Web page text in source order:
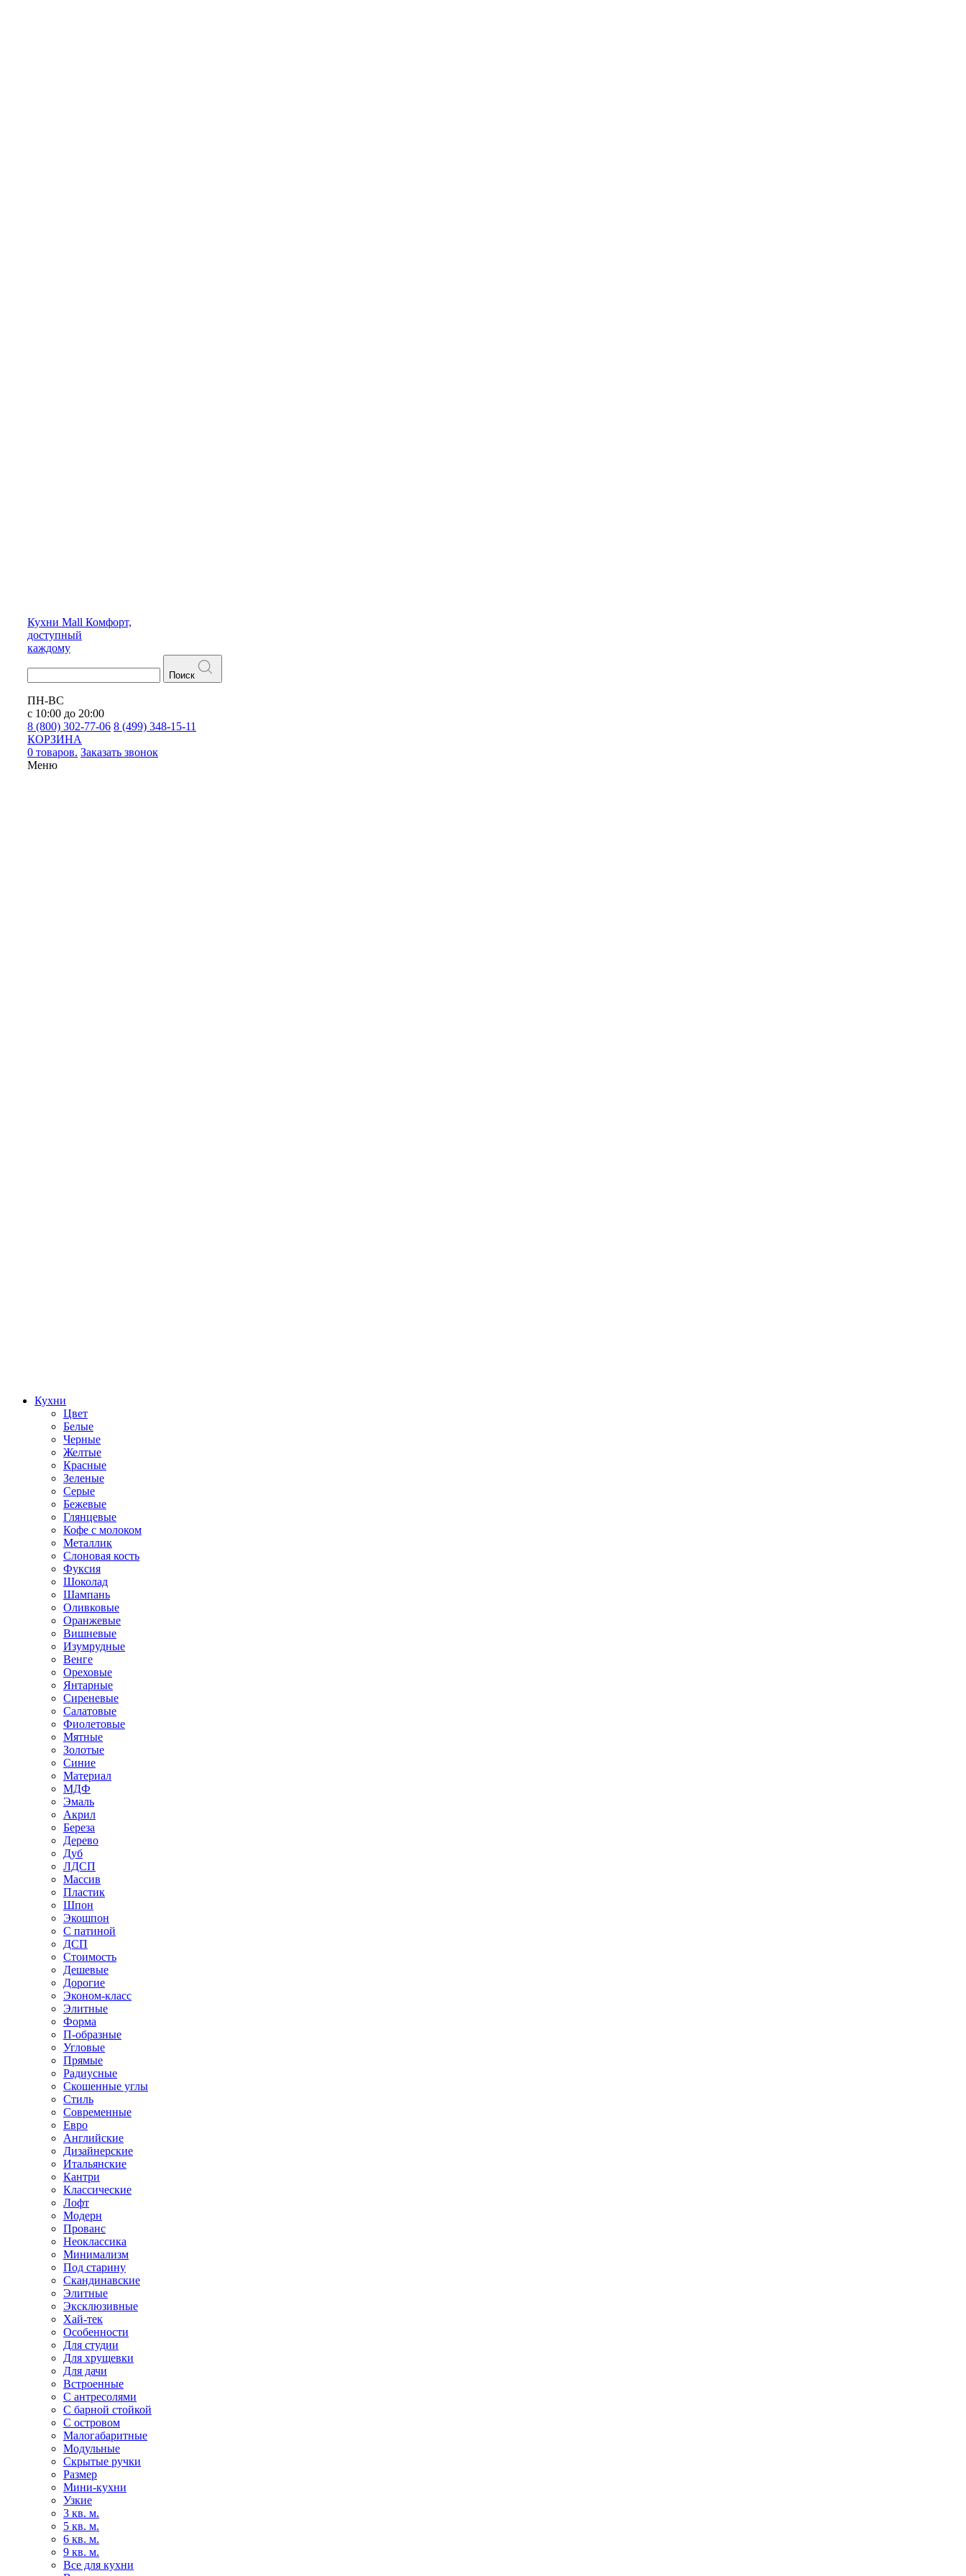
Кухни Mall Комфорт,
доступный
каждому
Поиск
ПН-ВС
с 10:00 до 20:00
8 (800) 302-77-06 8 (499) 348-15-11
КОРЗИНА
0 товаров. Заказать звонок
Меню
Кухни
Цвет
Белые
Черные
Желтые
Красные
Зеленые
Серые
Бежевые
Глянцевые
Кофе с молоком
Металлик
Слоновая кость
Фуксия
Шоколад
Шампань
Оливковые
Оранжевые
Вишневые
Изумрудные
Венге
Ореховые
Янтарные
Сиреневые
Салатовые
Фиолетовые
Мятные
Золотые
Синие
Материал
МДФ
Эмаль
Акрил
Береза
Дерево
Дуб
ЛДСП
Массив
Пластик
Шпон
Экошпон
С патиной
ДСП
Стоимость
Дешевые
Дорогие
Эконом-класс
Элитные
Форма
П-образные
Угловые
Прямые
Радиусные
Скошенные углы
Стиль
Современные
Евро
Английские
Дизайнерские
Итальянские
Кантри
Классические
Лофт
Модерн
Прованс
Неоклассика
Минимализм
Под старину
Скандинавские
Элитные
Эксклюзивные
Хай-тек
Особенности
Для студии
Для хрущевки
Для дачи
Встроенные
С антресолями
С барной стойкой
С островом
Малогабаритные
Модульные
Скрытые ручки
Размер
Мини-кухни
Узкие
3 кв. м.
5 кв. м.
6 кв. м.
9 кв. м.
Все для кухни